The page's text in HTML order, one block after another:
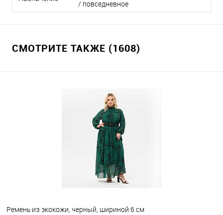
/ повседневное
СМОТРИТЕ ТАКЖЕ (1608)
Ремень из экокожи, черный, шириной 6 см